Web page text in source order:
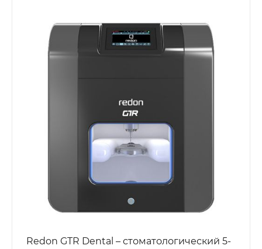
Redon GTR Dental – стоматологический 5-